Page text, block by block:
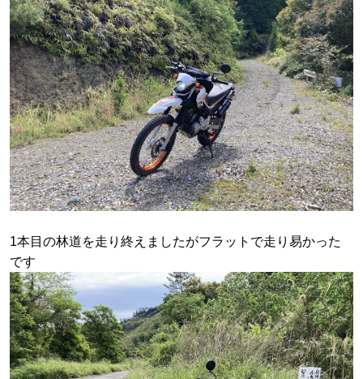
1本目の林道を走り終えましたがフラットで走り易かった
です